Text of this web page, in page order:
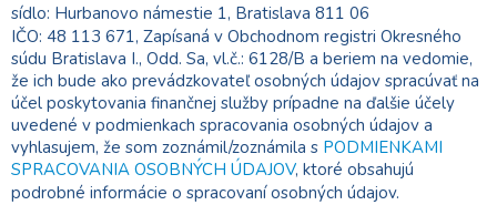
sídlo: Hurbanovo námestie 1, Bratislava 811 06
IČO: 48 113 671, Zapísaná v Obchodnom registri Okresného
súdu Bratislava I., Odd. Sa, vl.č.: 6128/B a beriem na vedomie,
že ich bude ako prevádzkovateľ osobných údajov spracúvať na
účel poskytovania finančnej služby prípadne na ďalšie účely
uvedené v podmienkach spracovania osobných údajov a
vyhlasujem, že som zoznámil/zoznámila s PODMIENKAMI
SPRACOVANIA OSOBNÝCH ÚDAJOV, ktoré obsahujú
podrobné informácie o spracovaní osobných údajov.